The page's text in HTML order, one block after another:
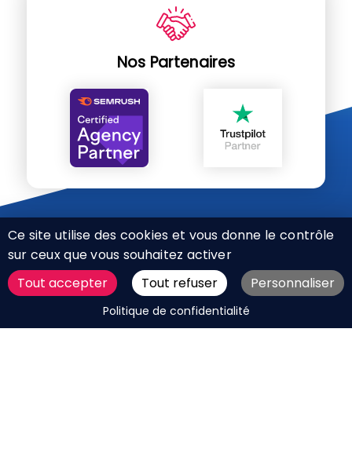
DEMANDER UN DEVIS
Nos Partenaires
CHARTE RÉSEAUX SOCIAUX
MENTIONS LÉGALES
Ce site utilise des cookies et vous donne le contrôle
sur ceux que vous souhaitez activer
Tout accepter
Tout refuser Personnaliser
Politique de confidentialité